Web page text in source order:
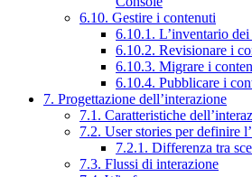
6.10. Gestire i contenuti
6.10.1. L’inventario
6.10.2. Revisionare i
6.10.3. Migrare i
6.10.4. Pubblicare i
7. Progettazione dell’interazione
7.1. Caratteristiche
7.2. User stories per definire
7.2.1. Differenza tra
7.3. Flussi di interazione